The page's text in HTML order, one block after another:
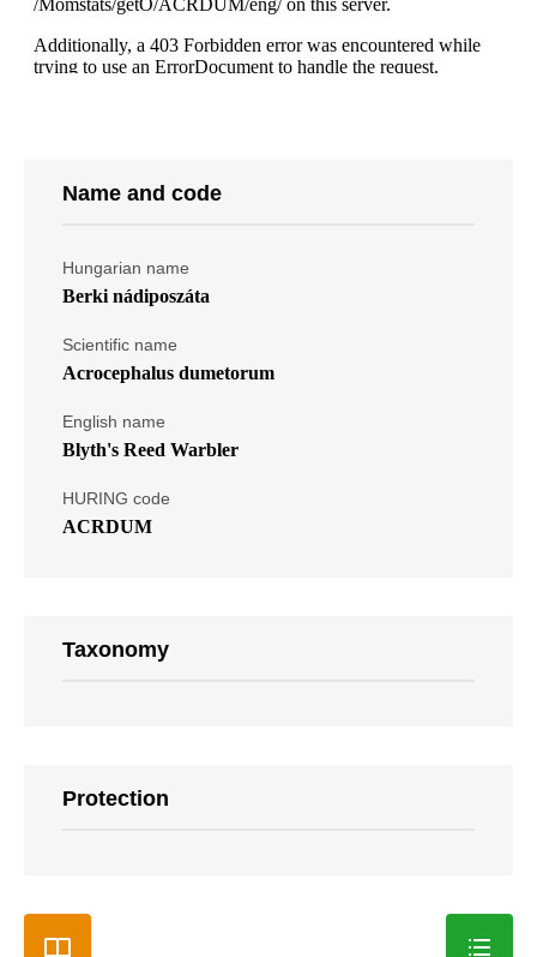
Name and code
Hungarian name
Berki nádiposzáta
Scientific name
Acrocephalus dumetorum
English name
Blyth's Reed Warbler
HURING code
ACRDUM
Taxonomy
Protection